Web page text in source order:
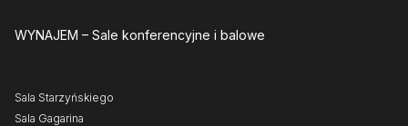
WYNAJEM – Sale konferencyjne i balowe
Sala Starzyńskiego
Sala Gagarina